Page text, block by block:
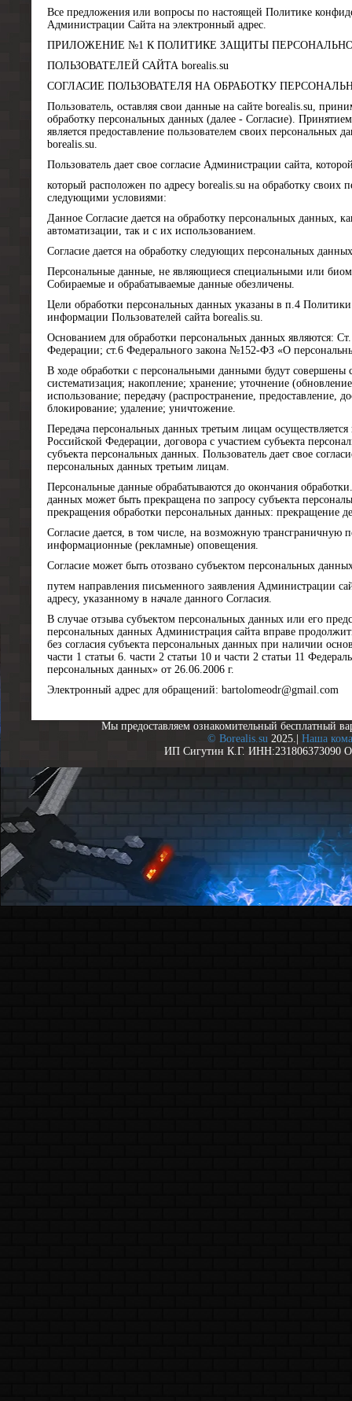
Все предложения или вопросы по настоящей Политике
Администрации Сайта на электронный адрес.
ПРИЛОЖЕНИЕ №1 К ПОЛИТИКЕ ЗАЩИТЫ
ПОЛЬЗОВАТЕЛЕЙ САЙТА borealis.su
СОГЛАСИЕ ПОЛЬЗОВАТЕЛЯ НА ОБРАБОТКУ
Пользователь, оставляя свои данные на сайте borealis.su,
обработку персональных данных (далее - Согласие).
является предоставление пользователем своих персональных
borealis.su.
Пользователь дает свое согласие Администрации сайта,
который расположен по адресу borealis.su на обработку своих
следующими условиями:
Данное Согласие дается на обработку персональных данных,
автоматизации, так и с их использованием.
Согласие дается на обработку следующих персональных
Персональные данные, не являющиеся специальными или
Собираемые и обрабатываемые данные обезличены.
Цели обработки персональных данных указаны в п.4
информации Пользователей сайта borealis.su.
Основанием для обработки персональных данных являются:
Федерации; ст.6 Федерального закона №152-ФЗ «О
В ходе обработки с персональными данными будут совершены
систематизация; накопление; хранение; уточнение
использование; передачу (распространение, предоставление,
блокирование; удаление; уничтожение.
Передача персональных данных третьим лицам осуществляется
Российской Федерации, договора с участием субъекта
субъекта персональных данных. Пользователь дает свое
персональных данных третьим лицам.
Персональные данные обрабатываются до окончания
данных может быть прекращена по запросу субъекта
прекращения обработки персональных данных: прекращение
Согласие дается, в том числе, на возможную трансграничную
информационные (рекламные) оповещения.
Согласие может быть отозвано субъектом персональных
путем направления письменного заявления Администрации
адресу, указанному в начале данного Согласия.
В случае отзыва субъектом персональных данных или его
персональных данных Администрация сайта вправе
без согласия субъекта персональных данных при наличии
части 1 статьи 6. части 2 статьи 10 и части 2 статьи 11
персональных данных» от 26.06.2006 г.
Электронный адрес для обращений: bartolomeodr@gmail.com
Мы предоставляем ознакомительный бесплатный
© Borealis.su 2025.| Наша
ИП Сигутин К.Г. ИНН:231806373090